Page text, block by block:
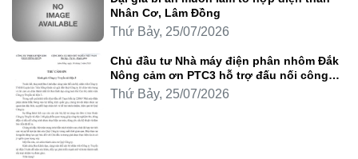
Nhân Cơ, Lâm Đồng
Thứ Bảy, 25/07/2026
Chủ đầu tư Nhà máy điện phân nhôm Đắk
Nông cảm ơn PTC3 hỗ trợ đấu nối công
trình
Thứ Bảy, 25/07/2026